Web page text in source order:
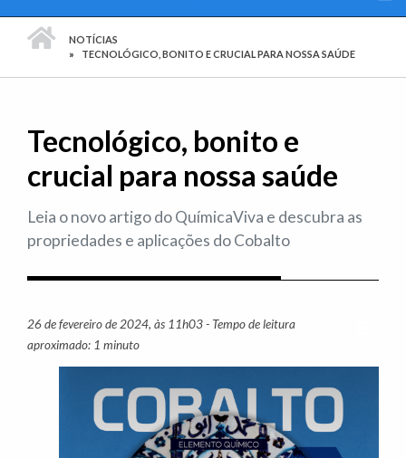
PÁGINA INICIAL
NOTÍCIAS
TECNOLÓGICO, BONITO E CRUCIAL PARA NOSSA SAÚDE
Tecnológico, bonito e
crucial para nossa saúde
Leia o novo artigo do QuímicaViva e descubra as
propriedades e aplicações do Cobalto
26 de fevereiro de 2024, às 11h03 - Tempo de leitura
aproximado: 1 minuto